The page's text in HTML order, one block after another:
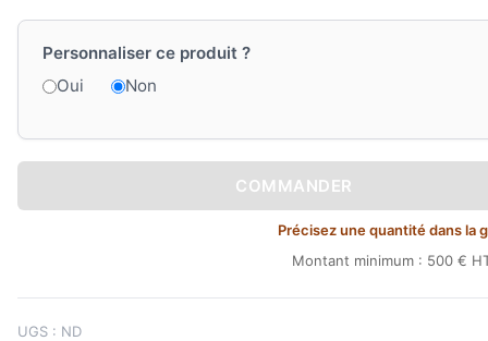
Personnaliser ce produit ?
Oui
Non
COMMANDER
Précisez une quantité dans la
Montant minimum : 500 €
UGS : ND